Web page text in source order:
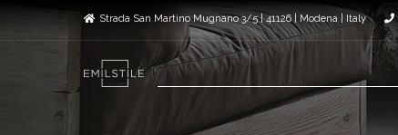
Strada San Martino Mugnano 3/5 | 41126 | Modena | Italy